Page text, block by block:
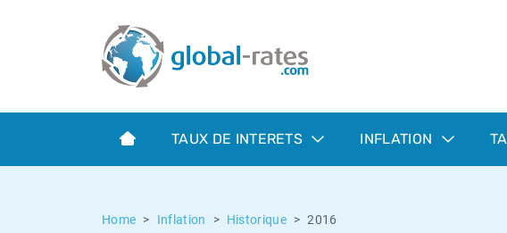
TAUX DE INTERETS INFLATION
Home Inflation Historique 2016
Term SOFR
Qu'est-ce que l'inflation IPC?
Qu'est-ce que l'inflation IPCH?
Taux Euribor historiques
Taux ESTER historiques
Calculateur d’inflation